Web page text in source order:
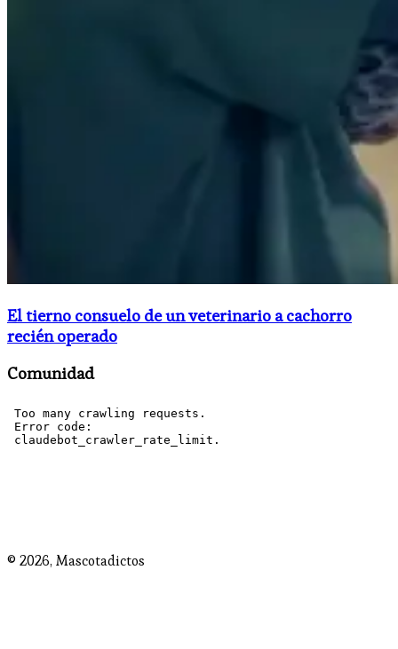
El tierno consuelo de un veterinario a cachorro
recién operado
Comunidad
© 2026, Mascotadictos